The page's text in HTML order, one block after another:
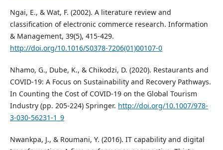
Ngai, E., & Wat, F. (2002). A literature review and
classification of electronic commerce research. Information
& Management, 39(5), 415-429.
http://doi.org/10.1016/S0378-7206(01)00107-0
Nhamo, G., Dube, K., & Chikodzi, D. (2020). Restaurants and
COVID-19: A Focus on Sustainability and Recovery Pathways.
In Counting the Cost of COVID-19 on the Global Tourism
Industry (pp. 205-224) Springer. http://doi.org/10.1007/978-
3-030-56231-1_9
Nwankpa, J., & Roumani, Y. (2016). IT capability and digital